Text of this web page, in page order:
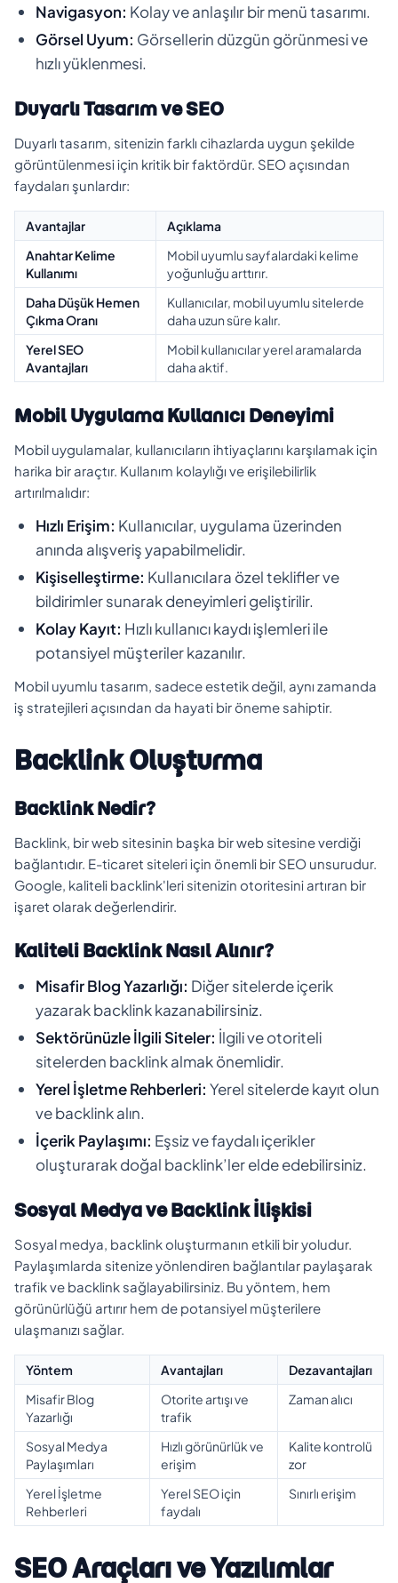
Navigasyon: Kolay ve anlaşılır bir menü tasarımı.
Görsel Uyum: Görsellerin düzgün görünmesi ve
hızlı yüklenmesi.
Duyarlı Tasarım ve SEO
Duyarlı tasarım, sitenizin farklı cihazlarda uygun şekilde
görüntülenmesi için kritik bir faktördür. SEO açısından
faydaları şunlardır:
Avantajlar
Açıklama
Anahtar Kelime
Kullanımı
Mobil uyumlu sayfalardaki kelime
yoğunluğu arttırır.
Daha Düşük Hemen
Çıkma Oranı
Kullanıcılar, mobil uyumlu sitelerde
daha uzun süre kalır.
Yerel SEO
Avantajları
Mobil kullanıcılar yerel aramalarda
daha aktif.
Mobil Uygulama Kullanıcı Deneyimi
Mobil uygulamalar, kullanıcıların ihtiyaçlarını karşılamak için
harika bir araçtır. Kullanım kolaylığı ve erişilebilirlik
artırılmalıdır:
Hızlı Erişim: Kullanıcılar, uygulama üzerinden
anında alışveriş yapabilmelidir.
Kişiselleştirme: Kullanıcılara özel teklifler ve
bildirimler sunarak deneyimleri geliştirilir.
Kolay Kayıt: Hızlı kullanıcı kaydı işlemleri ile
potansiyel müşteriler kazanılır.
Mobil uyumlu tasarım, sadece estetik değil, aynı zamanda
iş stratejileri açısından da hayati bir öneme sahiptir.
Backlink Oluşturma
Backlink Nedir?
Backlink, bir web sitesinin başka bir web sitesine verdiği
bağlantıdır. E-ticaret siteleri için önemli bir SEO unsurudur.
Google, kaliteli backlink'leri sitenizin otoritesini artıran bir
işaret olarak değerlendirir.
Kaliteli Backlink Nasıl Alınır?
Misafir Blog Yazarlığı: Diğer sitelerde içerik
yazarak backlink kazanabilirsiniz.
Sektörünüzle İlgili Siteler: İlgili ve otoriteli
sitelerden backlink almak önemlidir.
Yerel İşletme Rehberleri: Yerel sitelerde kayıt olun
ve backlink alın.
İçerik Paylaşımı: Eşsiz ve faydalı içerikler
oluşturarak doğal backlink’ler elde edebilirsiniz.
Sosyal Medya ve Backlink İlişkisi
Sosyal medya, backlink oluşturmanın etkili bir yoludur.
Paylaşımlarda sitenize yönlendiren bağlantılar paylaşarak
trafik ve backlink sağlayabilirsiniz. Bu yöntem, hem
görünürlüğü artırır hem de potansiyel müşterilere
ulaşmanızı sağlar.
Yöntem Avantajları
Dezavantajları
Misafir Blog
Yazarlığı
Otorite artışı ve
trafik
Zaman alıcı
Sosyal Medya
Paylaşımları
Hızlı görünürlük ve
erişim
Kalite kontrolü
zor
Yerel İşletme
Rehberleri
Yerel SEO için
faydalı
Sınırlı erişim
SEO Araçları ve Yazılımlar